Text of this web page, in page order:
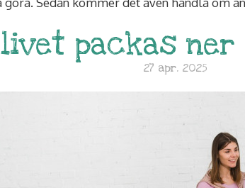
packas
27 apr. 2025